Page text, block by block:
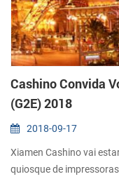
Cashino Convida
(G2E) 2018
2018-09-17
Xiamen Cashino vai
quiosque de